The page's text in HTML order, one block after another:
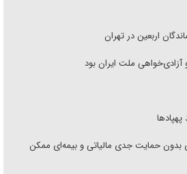
اربعین در تهران
ملت ایران بود
بدون حمایت جدی مالیاتی و بیمه‌ای ممکن